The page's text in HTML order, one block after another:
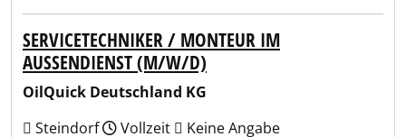
SERVICETECHNIKER / MONTEUR IM
AUSSENDIENST (M/W/D)
OilQuick Deutschland KG
Steindorf
Vollzeit Keine Angabe